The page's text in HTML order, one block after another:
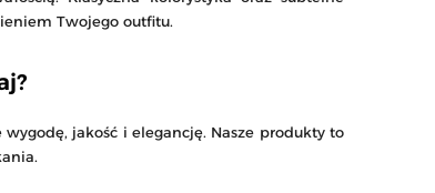
Twojego outfitu.
jakość i elegancję. Nasze produkty to